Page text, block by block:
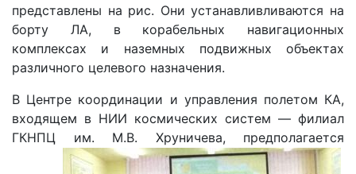
представлены на рис. Они устанавливливаются на
борту ЛА, в корабельных навигационных
комплексах и наземных подвижных объектах
различного целевого назначения.
В Центре координации и управления полетом КА,
входящем в НИИ космических систем — филиал
ГКНПЦ им. М.В. Хруничева, предполагается